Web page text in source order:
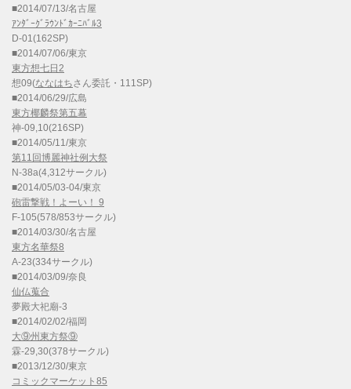
■2014/07/13/名古屋
ｱﾝﾀﾞｰｸﾞﾗｳﾝﾄﾞｶｰﾆﾊﾞﾙ3
D-01(162SP)
■2014/07/06/東京
東方想七日2
想09(ななはちさん委託・111SP)
■2014/06/29/広島
東方椰麟祭第五幕
神-09,10(216SP)
■2014/05/11/東京
第11回博麗神社例大祭
N-38a(4,312サークル)
■2014/05/03-04/東京
砲雷撃戦！よーい！ 9
F-105(578/853サークル)
■2014/03/30/名古屋
東方名華祭8
A-23(334サークル)
■2014/03/09/奈良
仙仏蒐合
夢殿大祀廟-3
■2014/02/02/福岡
大⑨州東方祭⑨
霖-29,30(378サークル)
■2013/12/30/東京
コミックマーケット85